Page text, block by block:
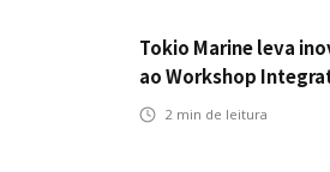
Tokio Marine leva
ao Workshop
2 min de leitura